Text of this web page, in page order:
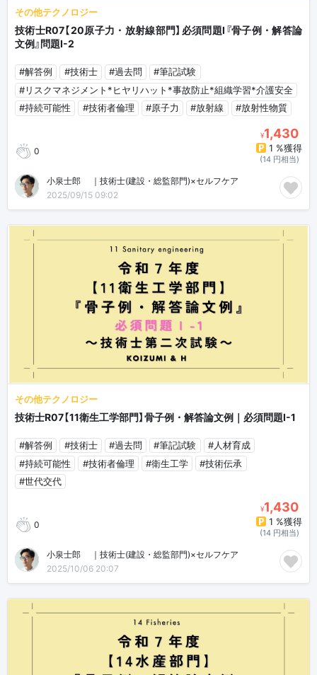
その他テクノロジー
技術士R07【20原子力・放射線部門】必須問題Ⅰ『骨子例・解答論
文例』問題Ⅰ-2
#解答例 #技術士 #過去問
#筆記試験
#リスクマネジメント*ヒヤリハット*事故防止*組織学習*介護安全
#持続可能性
#技術者倫理 #原子力 #放射線 #放射性物質
0
¥1,430
1 %獲得
(14 円相当)
小泉士郎🎈｜技術士(建設・総監部門)×セルフケア
2025/09/15 09:02
その他テクノロジー
技術士R07【11衛生工学部門】骨子例・解答論文例｜必須問題Ⅰ-1
#解答例 #技術士 #過去問 #筆記試験
#人材育成
#持続可能性
#技術者倫理 #衛生工学
#技術伝承
#世代交代
0
¥1,430
1 %獲得
(14 円相当)
小泉士郎🎈｜技術士(建設・総監部門)×セルフケア
2025/10/06 20:07